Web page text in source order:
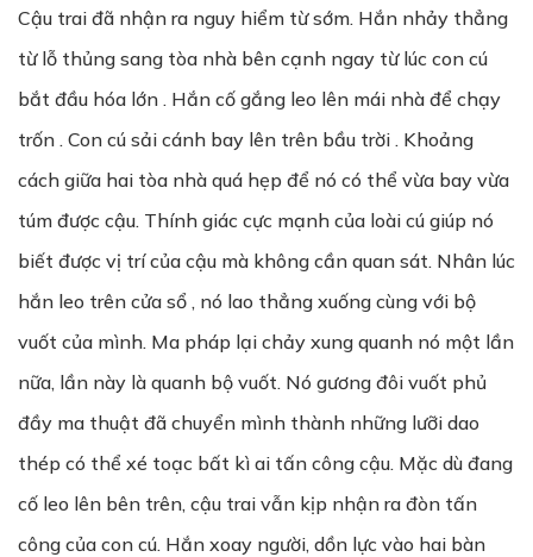
Cậu trai đã nhận ra nguy hiểm từ sớm. Hắn nhảy thẳng
từ lỗ thủng sang tòa nhà bên cạnh ngay từ lúc con cú
bắt đầu hóa lớn . Hắn cố gắng leo lên mái nhà để chạy
trốn . Con cú sải cánh bay lên trên bầu trời . Khoảng
cách giữa hai tòa nhà quá hẹp để nó có thể vừa bay vừa
túm được cậu. Thính giác cực mạnh của loài cú giúp nó
biết được vị trí của cậu mà không cần quan sát. Nhân lúc
hắn leo trên cửa sổ , nó lao thẳng xuống cùng với bộ
vuốt của mình. Ma pháp lại chảy xung quanh nó một lần
nữa, lần này là quanh bộ vuốt. Nó gương đôi vuốt phủ
đầy ma thuật đã chuyển mình thành những lưỡi dao
thép có thể xé toạc bất kì ai tấn công cậu. Mặc dù đang
cố leo lên bên trên, cậu trai vẫn kịp nhận ra đòn tấn
công của con cú. Hắn xoay người, dồn lực vào hai bàn